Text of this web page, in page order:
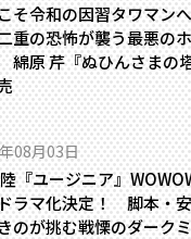
そ令和の因習タワマンへ
重の恐怖が襲う最悪の
原 芹『ぬひんさまの
08月03日
『ユージニア』
ラマ化決定！ 脚本・
のが挑む戦慄のダーク